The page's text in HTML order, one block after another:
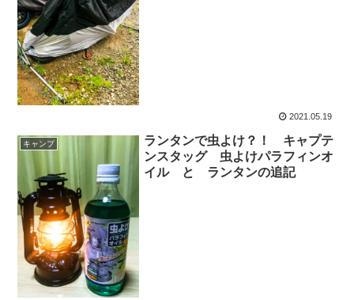
2021.05.19
キャンプ
ランタンで虫よけ？！ キャプテ
ンスタッグ 虫よけパラフィンオ
イル と ランタンの追記